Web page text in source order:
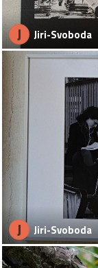
J Jiri-Svoboda
J Jiri-Svoboda